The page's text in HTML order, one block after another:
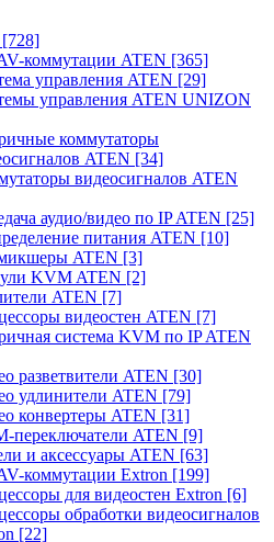
[728]
коммутации ATEN [365]
управления ATEN [29]
управления ATEN UNIZON
коммутаторы
ATEN [34]
видеосигналов ATEN
аудио/видео по IP ATEN [25]
питания ATEN [10]
ATEN [3]
KVM ATEN [2]
ATEN [7]
видеостен ATEN [7]
система KVM по IP ATEN
разветвители ATEN [30]
удлинители ATEN [79]
конвертеры ATEN [31]
переключатели ATEN [9]
и аксессуары ATEN [63]
коммутации Extron [199]
для видеостен Extron [6]
обработки видеосигналов
[22]